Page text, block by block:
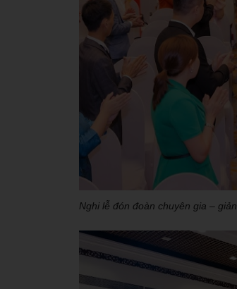
Nghi lễ đón đoàn chuyên gia –